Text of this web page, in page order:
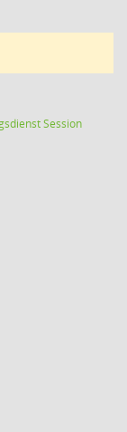
Session(Wird in